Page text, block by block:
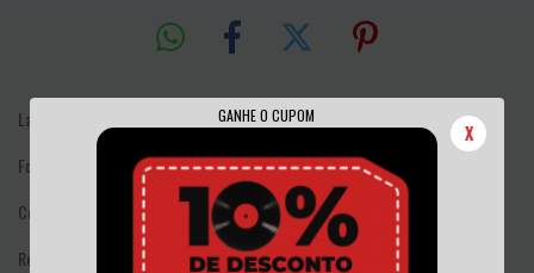
GANHE O CUPOM
X
Label:
Format:
Vinyl, LP, Reissue, Red Opaque
Country:
Released: